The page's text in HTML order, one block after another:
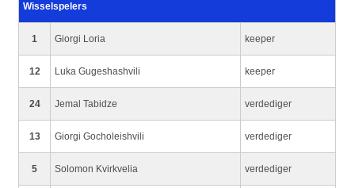
Wisselspelers
1 Giorgi Loria keeper
12 Luka Gugeshashvili keeper
24 Jemal Tabidze verdediger
13 Giorgi Gocholeishvili verdediger
5 Solomon Kvirkvelia verdediger